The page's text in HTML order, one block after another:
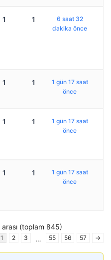
1 1
6 saat 32
dakika önce
1 1
1 gün 17 saat
önce
1 1
1 gün 17 saat
önce
1 1
1 gün 17 saat
önce
(toplam 845)
1 2 3 … 55 56 57 →